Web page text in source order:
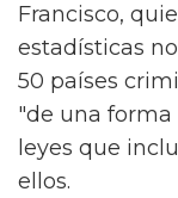
Francisco,
estadísticas
50 países
"de una forma
leyes que
ellos.